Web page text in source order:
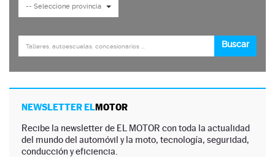
NEWSLETTER ELMOTOR
Recibe la newsletter de EL MOTOR con toda la actualidad
del mundo del automóvil y la moto, tecnología, seguridad,
conducción y eficiencia.